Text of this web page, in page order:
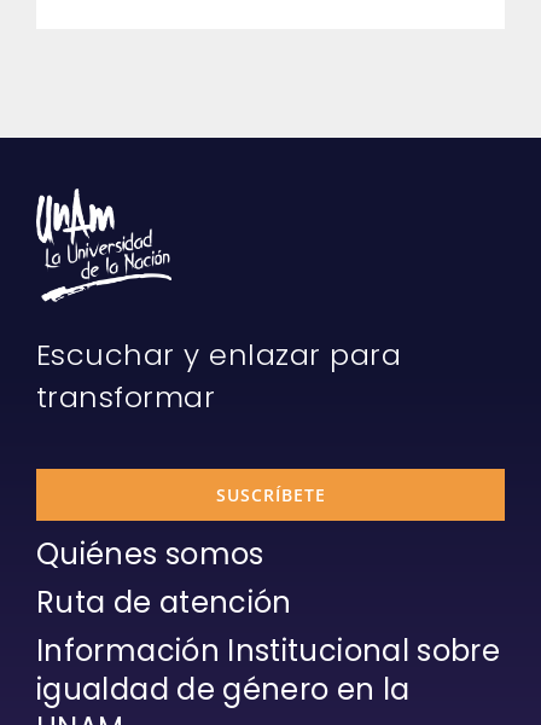
Escuchar y enlazar para
transformar
SUSCRÍBETE
Quiénes somos
Ruta de atención
Información Institucional sobre
igualdad de género en la